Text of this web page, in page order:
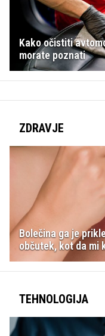
Kako očistiti
morate poznati
ZDRAVJE
Bolečina ga je
občutek, kot da mi
TEHNOLOGIJA